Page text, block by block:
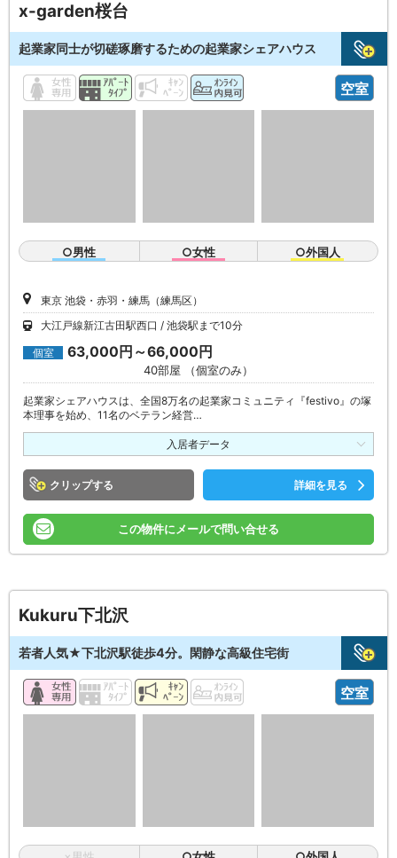
x-garden桜台
起業家同士が切磋琢磨するための起業家シェアハウス
空室
○男性 ○女性 ○外国人
東京 池袋・赤羽・練馬（練馬区）
大江戸線新江古田駅西口
池袋駅まで10分
個室 63,000円～66,000円
40部屋 （個室のみ）
起業家シェアハウスは、全国8万名の起業家コミュニティ『festivo』の塚
本理事を始め、11名のベテラン経営…
入居者データ
クリップ 詳細を見る
この物件にメールで問い合せる
Kukuru下北沢
若者人気★下北沢駅徒歩4分。閑静な高級住宅街
空室